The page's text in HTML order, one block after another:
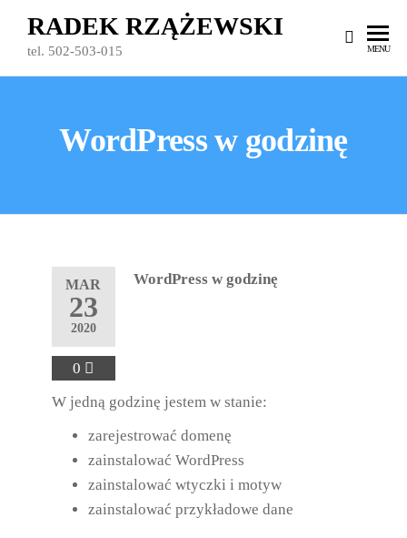
treści
RADEK RZĄŻEWSKI
tel. 502-503-015 MENU
WordPress w godzinę
MAR
23
2020
0
WordPress w godzinę
W jedną godzinę jestem w stanie:
zarejestrować domenę
zainstalować WordPress
zainstalować wtyczki i motyw
zainstalować przykładowe dane